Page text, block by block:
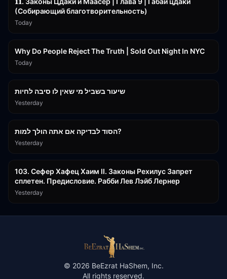
(Собирающий благотворительность)
Today
Why Do People Reject The Truth | Sold Out Night In NYC
Today
שיעור בשביל מי שאין לו סיבה לחיות
Yesterday
הסוד לבדיקה אם אתה הולך למות?
Yesterday
103. Сефер Хафец Хаим II. Законы Рехилус Запрет
сплетен. Предисловие. Рабби Лев Лэйб Лернер
Yesterday
© 2026 BeEzrat HaShem, Inc.
All rights reserved.